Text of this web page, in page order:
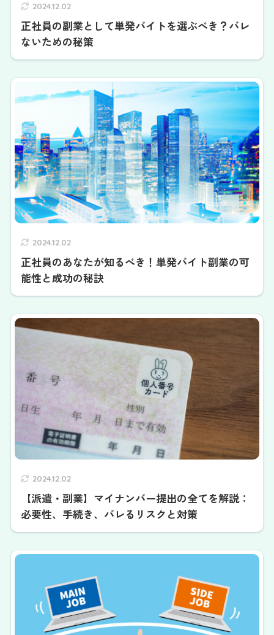
2024.12.02
正社員の副業として単発バイトを選ぶべき？バレ
ないための秘策
2024.12.02
正社員のあなたが知るべき！単発バイト副業の可
能性と成功の秘訣
2024.12.02
【派遣・副業】マイナンバー提出の全てを解説：
必要性、手続き、バレるリスクと対策